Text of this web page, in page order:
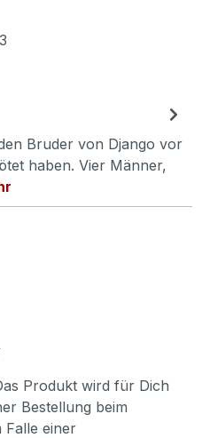
Bruder von Django vor
haben. Vier Männer,
Produkt wird für Dich
Bestellung beim
Falle einer